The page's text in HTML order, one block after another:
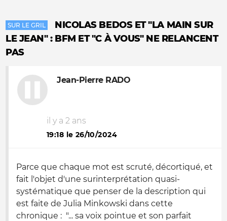
SUR LE GRIL
NICOLAS BEDOS ET "LA MAIN SUR
LE JEAN" : BFM ET "C À VOUS" NE RELANCENT
PAS
Jean-Pierre RADO
il y a 2 ans
19:18 le 26/10/2024
Parce que chaque mot est scruté, décortiqué, et
fait l'objet d'une surinterprétation quasi-
systématique que penser de la description qui
est faite de Julia Minkowski dans cette
chronique : "... sa voix pointue et son parfait